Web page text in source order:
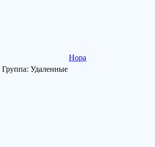
Нора
Группа: Удаленные